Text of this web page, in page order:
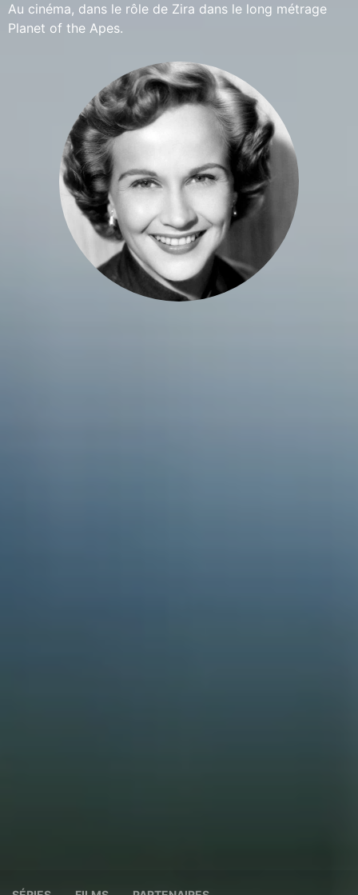
Au cinéma, dans le rôle de Zira dans le long métrage
Planet of the Apes.